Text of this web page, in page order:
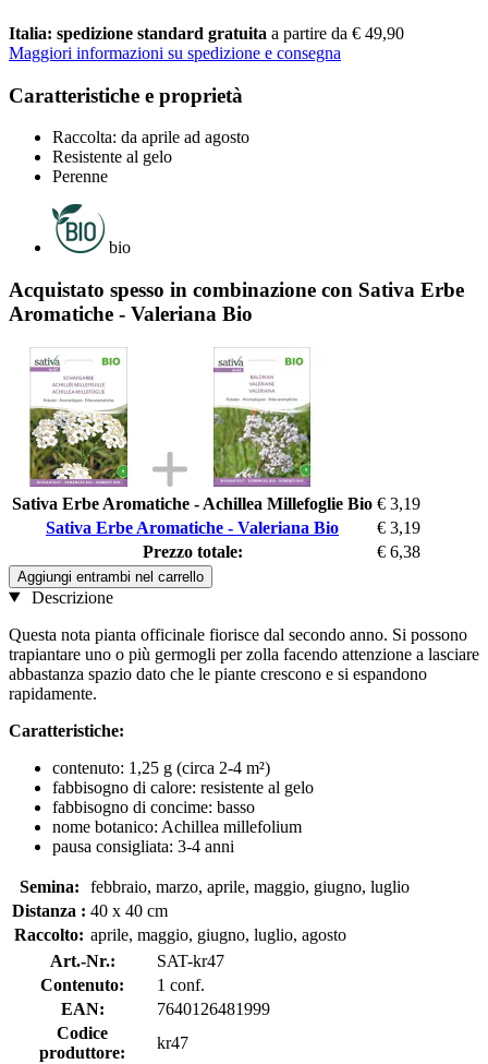
Italia: spedizione standard gratuita a partire da € 49,90
Maggiori informazioni su spedizione e consegna
Caratteristiche e proprietà
Raccolta: da aprile ad agosto
Resistente al gelo
Perenne
bio
Acquistato spesso in combinazione con Sativa Erbe
Aromatiche - Valeriana Bio
Sativa Erbe Aromatiche - Achillea Millefoglie Bio € 3,19
Sativa Erbe Aromatiche - Valeriana Bio
€ 3,19
Prezzo totale:
€ 6,38
Aggiungi entrambi nel carrello
Descrizione
Questa nota pianta officinale fiorisce dal secondo anno. Si possono
trapiantare uno o più germogli per zolla facendo attenzione a lasciare
abbastanza spazio dato che le piante crescono e si espandono
rapidamente.
Caratteristiche:
contenuto: 1,25 g (circa 2-4 m²)
fabbisogno di calore: resistente al gelo
fabbisogno di concime: basso
nome botanico: Achillea millefolium
pausa consigliata: 3-4 anni
Semina:
febbraio, marzo, aprile, maggio, giugno, luglio
Distanza : 40 x 40 cm
Raccolto: aprile, maggio, giugno, luglio, agosto
Art.-Nr.:
SAT-kr47
Contenuto:
1 conf.
EAN:
7640126481999
Codice
produttore:
kr47